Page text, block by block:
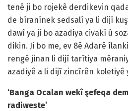
tenê ji bo rojekê derdikevin
de bîranînek sedsalî ya li dijî
dawî ya ji bo azadiya civakî û
dikin. Ji bo me, ev 8ê Adarê
rengê jinan li dijî tarîtiya
azadiyê a li dijî zincîrên koletiyê
‘Banga Ocalan wekî şefeqa
radiweste’